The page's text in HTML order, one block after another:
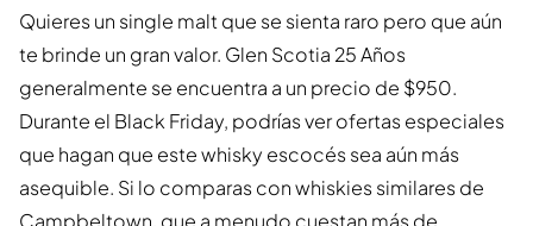
Quieres un single malt que se sienta raro pero que aún
te brinde un gran valor. Glen Scotia 25 Años
generalmente se encuentra a un precio de $950.
Durante el Black Friday, podrías ver ofertas especiales
que hagan que este whisky escocés sea aún más
asequible. Si lo comparas con whiskies similares de
Campbeltown, que a menudo cuestan más de